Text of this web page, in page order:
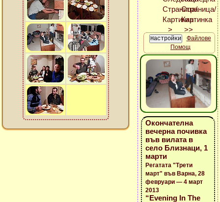
Файлове
Помощ
Окончателна
вечерна почивка
във вилата в
село Близнаци, 1
марти
Регатата "Трети
март" във Варна, 28
февруари — 4 март
2013
“Evening In The